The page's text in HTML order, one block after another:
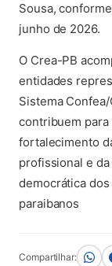
Sousa,
junho de 2026.
O Crea-PB
entidades
Sistema
contribuem para
fortalecimento
profissional e
democrática
paraibanos
Compartilhar: